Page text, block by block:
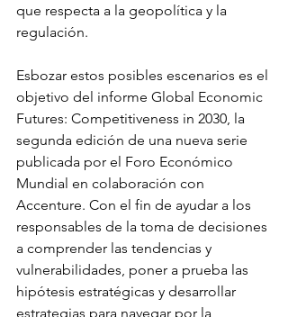
que respecta a la geopolítica y la
regulación.
Esbozar estos posibles escenarios es el
objetivo del informe Global Economic
Futures: Competitiveness in 2030, la
segunda edición de una nueva serie
publicada por el Foro Económico
Mundial en colaboración con
Accenture. Con el fin de ayudar a los
responsables de la toma de decisiones
a comprender las tendencias y
vulnerabilidades, poner a prueba las
hipótesis estratégicas y desarrollar
estrategias para navegar por la